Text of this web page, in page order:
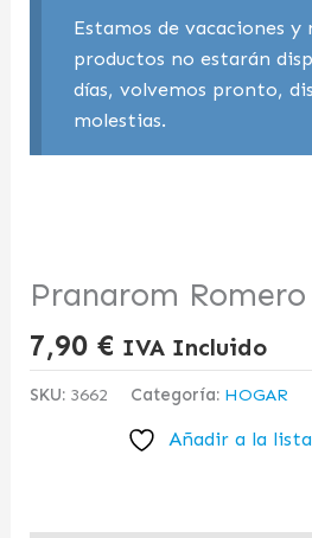
Estamos de vacaciones y
productos no estarán
días, volvemos pronto,
molestias.
Pranarom
7,90 € IVA Incluido
SKU: 3662 Categoría: HOGAR
Añadir a la lista